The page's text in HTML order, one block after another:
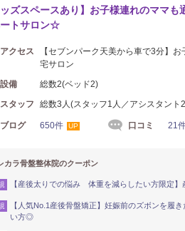
ッズスペースあり】お子様連れのママ
トサロン☆
アクセス
【セブンパーク天美から車で3分】
宅サロン
設備
総数2(ベッド2)
スタッフ
総数3人(スタッフ1人／アシスタント
ブログ 650件 UP 口コミ 21
カラ骨盤整体院のクーポン
【産後太りでの悩み 体重を減らしたい方限定
【人気No.1産後骨盤矯正】妊娠前のズボンを履
い方◎